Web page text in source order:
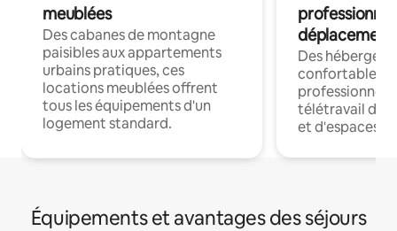
meublées
Des cabanes de montagne
paisibles aux appartements
urbains pratiques, ces
locations meublées offrent
tous les équipements d'un
logement standard.
déplacement
Des
confortables
professionnels
télétravail
et d'espaces
Équipements et avantages des séjours